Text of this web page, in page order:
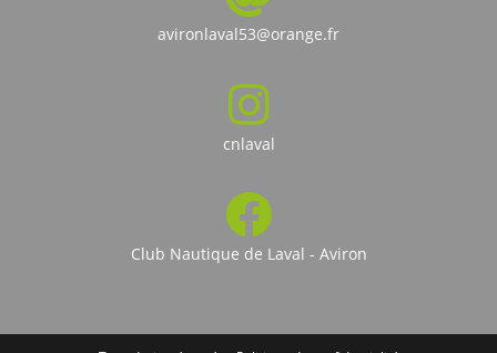
avironlaval53@orange.fr
cnlaval
Club Nautique de Laval - Aviron